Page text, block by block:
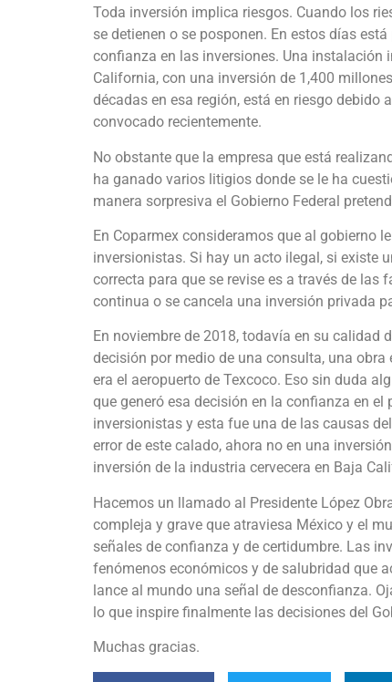
Toda inversión implica riesgos. Cuando los
se detienen o se posponen. En estos días
confianza en las inversiones. Una instalación
California, con una inversión de 1,400
décadas en esa región, está en riesgo debido
convocado recientemente.
No obstante que la empresa que está
ha ganado varios litigios donde se le ha
manera sorpresiva el Gobierno Federal
En Coparmex consideramos que al gobierno
inversionistas. Si hay un acto ilegal, si existe
correcta para que se revise es a través de
continua o se cancela una inversión privada
En noviembre de 2018, todavía en su calidad
decisión por medio de una consulta, una
era el aeropuerto de Texcoco. Eso sin duda
que generó esa decisión en la confianza en
inversionistas y esta fue una de las causas
error de este calado, ahora no en una
inversión de la industria cervecera en Baja
Hacemos un llamado al Presidente López
compleja y grave que atraviesa México y el
señales de confianza y de certidumbre. Las
fenómenos económicos y de salubridad que
lance al mundo una señal de desconfianza.
lo que inspire finalmente las decisiones del
Muchas gracias.